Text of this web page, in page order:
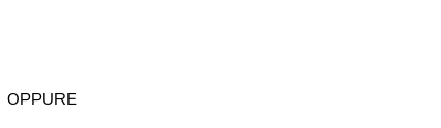
OPPURE